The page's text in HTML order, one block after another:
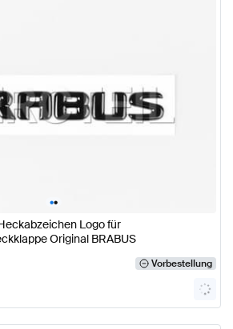
••
Logo für
Original BRABUS
Vorbestellung